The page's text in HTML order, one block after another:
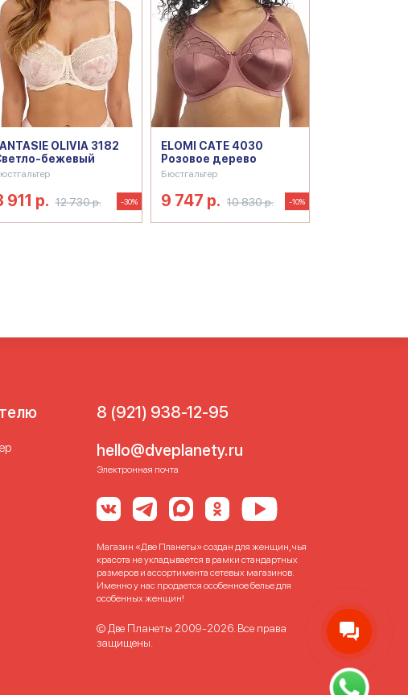
OLIVIA 3182
бежевый
911 р. 12 730 р. -30%
ELOMI CATE 4030
Розовое дерево
Бюстгальтер
9 747 р. 10 830 р. -10%
8 (921) 938-12-95
hello@dveplanety.ru
Электронная почта
Магазин «Две Планеты» создан для женщин, чья
красота не укладывается в рамки стандартных
размеров и ассортимента сетевых магазинов.
Именно у нас продается особенное белье для
особенных женщин!
© Две Планеты 2009-2026. Все права
защищены.